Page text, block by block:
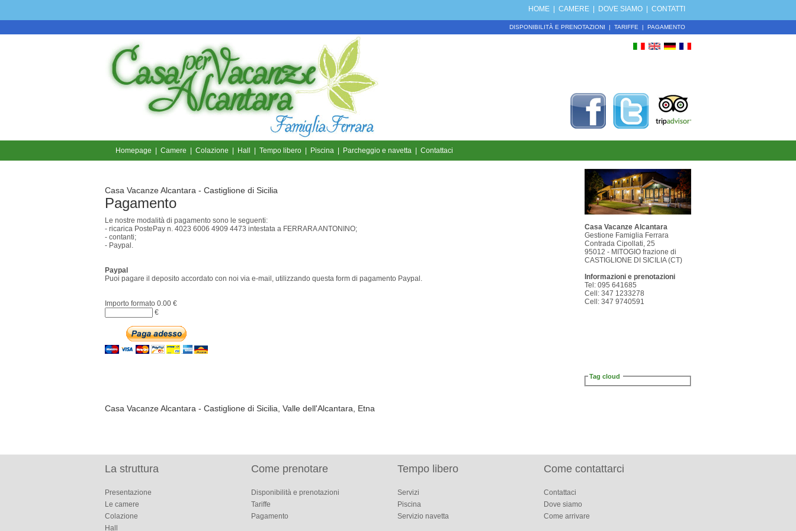
HOME CAMERE DOVE SIAMO CONTATTI
DISPONIBILITÀ E PRENOTAZIONI | TARIFFE | PAGAMENTO
Homepage Camere Colazione Hall Tempo libero Piscina Parcheggio e navetta Contattaci
Casa Vacanze Alcantara - Castiglione di Sicilia
Pagamento
Le nostre modalità di pagamento sono le seguenti:
- ricarica PostePay n. 4023 6006 4909 4473 intestata a FERRARA ANTONINO;
- contanti;
- Paypal.
Paypal
Puoi pagare il deposito accordato con noi via e-mail, utilizzando questa form di pagamento Paypal.
Importo formato 0.00 €
€
Casa Vacanze Alcantara - Castiglione di Sicilia, Valle dell'Alcantara, Etna
Casa Vacanze Alcantara
Gestione Famiglia Ferrara
Contrada Cipollati, 25
95012 - MITOGIO frazione di
CASTIGLIONE DI SICILIA (CT)
Informazioni e prenotazioni
Tel: 095 641685
Cell: 347 1233278
Cell: 347 9740591
Tag cloud
La struttura
Presentazione
Le camere
Colazione
Hall
Come prenotare
Disponibilità e prenotazioni
Tariffe
Pagamento
Tempo libero
Servizi
Piscina
Servizio navetta
Come contattarci
Contattaci
Dove siamo
Come arrivare